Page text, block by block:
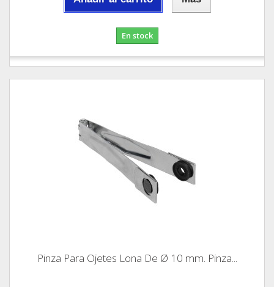
En stock
Pinza Para Ojetes Lona De Ø 10 mm. Pinza...